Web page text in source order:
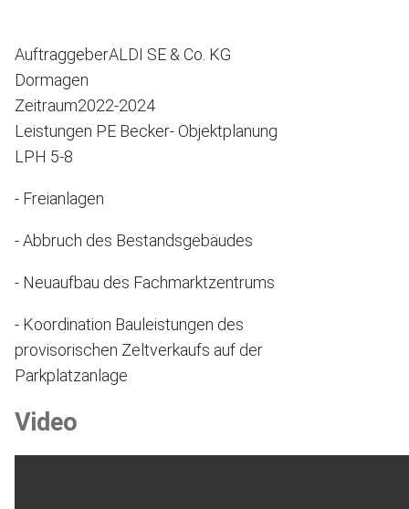
AuftraggeberALDI SE & Co. KG
Dormagen
Zeitraum2022-2024
Leistungen PE Becker- Objektplanung
LPH 5-8
- Freianlagen
- Abbruch des Bestandsgebäudes
- Neuaufbau des Fachmarktzentrums
- Koordination Bauleistungen des
provisorischen Zeltverkaufs auf der
Parkplatzanlage
Video